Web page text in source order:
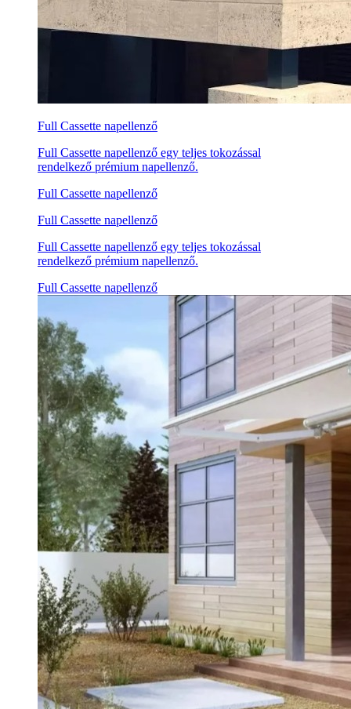
Full Cassette napellenző
Full Cassette napellenző egy teljes tokozással
rendelkező prémium napellenző.
Full Cassette napellenző
Full Cassette napellenző
Full Cassette napellenző egy teljes tokozással
rendelkező prémium napellenző.
Full Cassette napellenző